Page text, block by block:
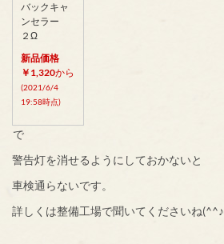
バックキャ
ンセラー
２Ω
新品価格
￥1,320から
(2021/6/4
19:58時点)
で
警告灯を消せるようにしておかないと
車検通らないです。
詳しくは整備工場で聞いてくださいね(^^♪